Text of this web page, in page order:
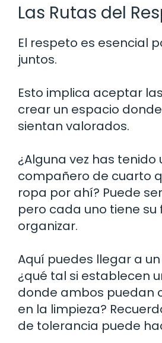
Las Rutas del
El respeto es esencial
juntos.
Esto implica aceptar
crear un espacio
sientan valorados.
¿Alguna vez has tenido
compañero de cuarto
ropa por ahí? Puede
pero cada uno tiene su
organizar.
Aquí puedes llegar a
¿qué tal si establecen
donde ambos puedan
en la limpieza?
de tolerancia puede